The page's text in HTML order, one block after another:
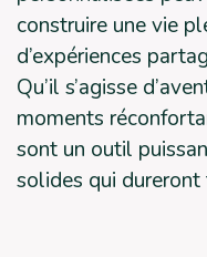
construire une vie
d’expériences
Qu’il s’agisse
moments
sont un outil
solides qui